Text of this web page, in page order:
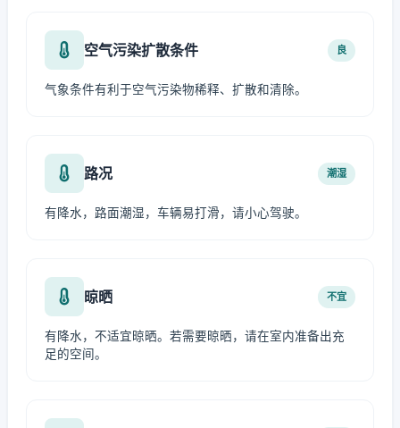
空气污染扩散条件 良
气象条件有利于空气污染物稀释、扩散和清除。
路况 潮湿
有降水，路面潮湿，车辆易打滑，请小心驾驶。
晾晒 不宜
有降水，不适宜晾晒。若需要晾晒，请在室内准备出充
足的空间。